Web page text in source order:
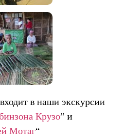
в наши экскурсии
Крузо” и
Мотаг“